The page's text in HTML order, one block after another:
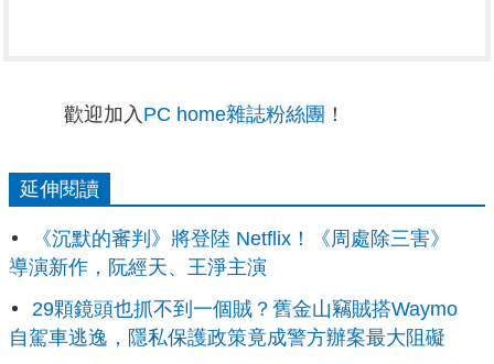
歡迎加入 PC home雜誌粉絲團 ！
延伸閱讀
《沉默的審判》將登陸 Netflix！《周處除三害》
導演新作，阮經天、王淨主演
29顆鏡頭也抓不到一個賊？舊金山竊賊搭Waymo
自駕車逃逸，隱私保護政策竟成警方辦案最大阻礙